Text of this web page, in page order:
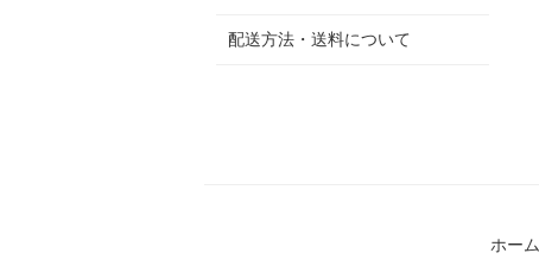
配送方法・送料について
ホーム